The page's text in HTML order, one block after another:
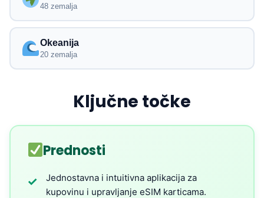
48 zemalja
Okeanija
20 zemalja
Ključne točke
Prednosti
✓
Jednostavna i intuitivna aplikacija za
kupovinu i upravljanje eSIM karticama.